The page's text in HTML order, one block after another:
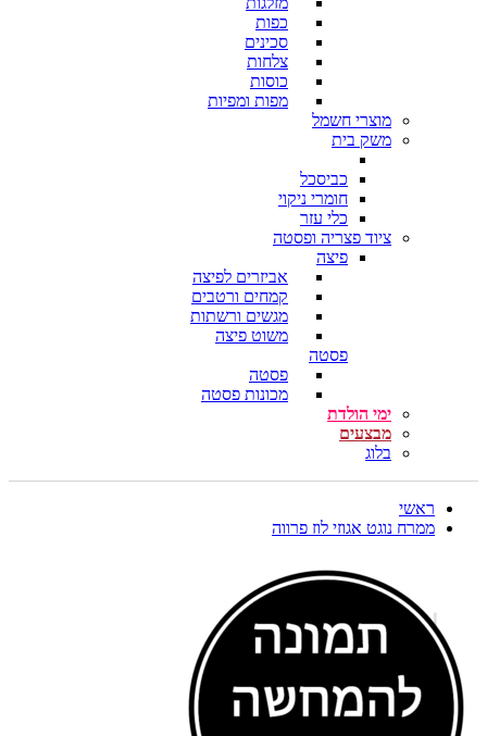
כפות
סכינים
צלחות
כוסות
מפות ומפיות
מוצרי חשמל
משק בית
כביסכל
חומרי ניקוי
כלי עזר
ציוד פצריה ופסטה
פיצה
אביזרים לפיצה
קמחים ורטבים
מגשים ורשתות
משוט פיצה
פסטה
פסטה
מכונות פסטה
ימי הולדת
מבצעים
בלוג
ראשי
ממרח נוגט אגוזי לוז פרווה